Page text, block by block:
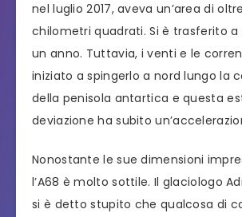
nel luglio 2017, aveva un’area di
chilometri quadrati. Si è trasferito
un anno. Tuttavia, i venti e le
iniziato a spingerlo a nord lungo la
della penisola antartica e questa
deviazione ha subito
Nonostante le sue dimensioni
l’A68 è molto sottile. Il glaciologo
si è detto stupito che qualcosa di